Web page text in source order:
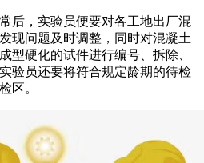
后，实验员便要对各工地出厂混
现问题及时调整，同时对混凝土
型硬化的试件进行编号、拆除、
验员还要将符合规定龄期的待检
区。